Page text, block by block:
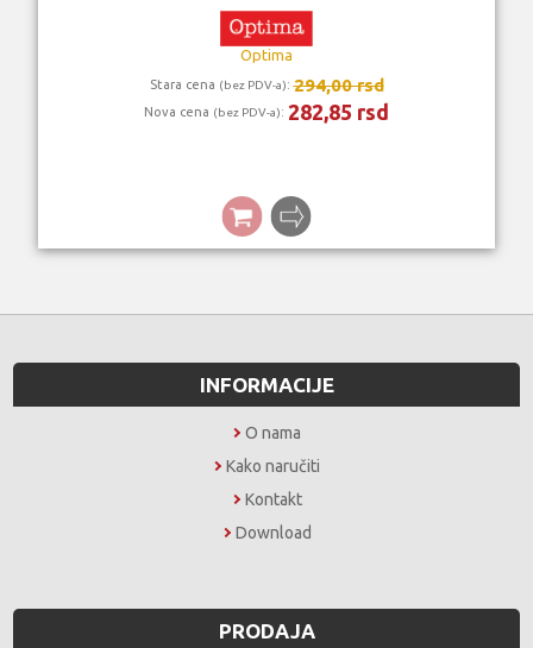
Optima
Stara cena (bez PDV-a): 294,00 rsd
Nova cena (bez PDV-a): 282,85 rsd
INFORMACIJE
O nama
Kako naručiti
Kontakt
Download
PRODAJA